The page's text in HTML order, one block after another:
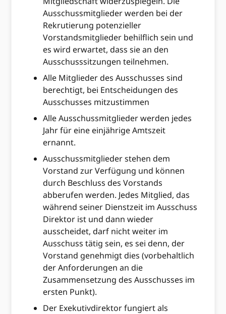
Ausschussmitglieder werden bei der
Rekrutierung potenzieller
Vorstandsmitglieder behilflich sein und
es wird erwartet, dass sie an den
Ausschusssitzungen teilnehmen.
Alle Mitglieder des Ausschusses sind
berechtigt, bei Entscheidungen des
Ausschusses mitzustimmen
Alle Ausschussmitglieder werden jedes
Jahr für eine einjährige Amtszeit
ernannt.
Ausschussmitglieder stehen dem
Vorstand zur Verfügung und können
durch Beschluss des Vorstands
abberufen werden. Jedes Mitglied, das
während seiner Dienstzeit im Ausschuss
Direktor ist und dann wieder
ausscheidet, darf nicht weiter im
Ausschuss tätig sein, es sei denn, der
Vorstand genehmigt dies (vorbehaltlich
der Anforderungen an die
Zusammensetzung des Ausschusses im
ersten Punkt).
Der Exekutivdirektor fungiert als